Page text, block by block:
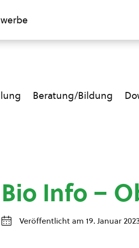
Beratung/Bildung
Bio Info –
Veröffentlicht am 19. Januar